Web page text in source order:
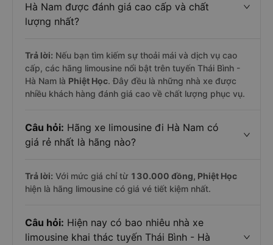
Hà Nam được đánh giá cao cấp và chất
lượng nhất?
Trả lời: Nếu bạn tìm kiếm sự thoải mái và dịch vụ cao
cấp, các hãng limousine nổi bật trên tuyến Thái Bình -
Hà Nam là Phiệt Học. Đây đều là những nhà xe được
nhiều khách hàng đánh giá cao về chất lượng phục vụ.
Câu hỏi: Hãng xe limousine đi Hà Nam có
giá rẻ nhất là hãng nào?
Trả lời: Với mức giá chỉ từ 130.000 đồng, Phiệt Học
hiện là hãng limousine có giá vé tiết kiệm nhất.
Câu hỏi: Hiện nay có bao nhiêu nhà xe
limousine khai thác tuyến Thái Bình - Hà